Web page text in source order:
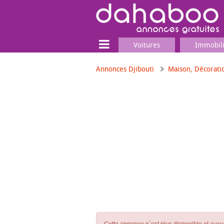
Voitures
Annonces Djibouti Maison,